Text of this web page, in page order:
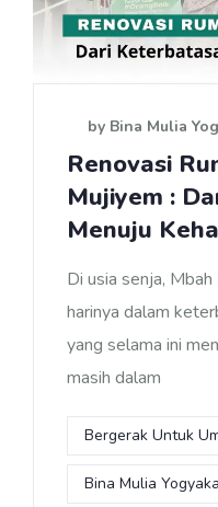
by Bina Mulia
Renovasi
Mujiyem :
Menuju
Di usia senja,
harinya dalam
yang selama ini
masih dalam
Bergerak Untuk
Bina Mulia